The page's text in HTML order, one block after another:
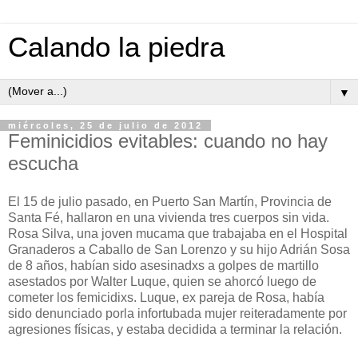
Calando la piedra
▼
miércoles, 25 de julio de 2012
Feminicidios evitables: cuando no hay
escucha
El 15 de julio pasado, en Puerto San Martín, Provincia de
Santa Fé, hallaron en una vivienda tres cuerpos sin vida.
Rosa Silva, una joven mucama que trabajaba en el Hospital
Granaderos a Caballo de San Lorenzo y su hijo Adrián Sosa
de 8 años, habían sido asesinadxs a golpes de martillo
asestados por Walter Luque, quien se ahorcó luego de
cometer los femicidixs. Luque, ex pareja de Rosa, había
sido denunciado porla infortubada mujer reiteradamente por
agresiones físicas, y estaba decidida a terminar la relación.